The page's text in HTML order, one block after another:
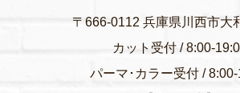
〒666-0112 兵庫県川西市大
カット受付 / 8:00-
パーマ･カラー受付 /